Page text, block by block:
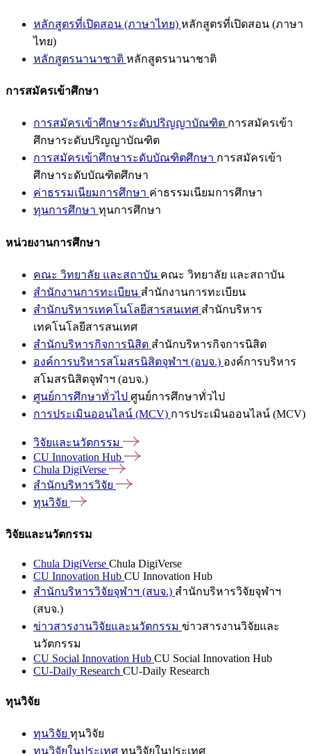
หลักสูตรที่เปิดสอน (ภาษาไทย) หลักสูตรที่เปิดสอน (ภาษา
ไทย)
หลักสูตรนานาชาติ หลักสูตรนานาชาติ
การสมัครเข้าศึกษา
การสมัครเข้าศึกษาระดับปริญญาบัณฑิต การสมัครเข้า
ศึกษาระดับปริญญาบัณฑิต
การสมัครเข้าศึกษาระดับบัณฑิตศึกษา การสมัครเข้า
ศึกษาระดับบัณฑิตศึกษา
ค่าธรรมเนียมการศึกษา ค่าธรรมเนียมการศึกษา
ทุนการศึกษา ทุนการศึกษา
หน่วยงานการศึกษา
คณะ วิทยาลัย และสถาบัน คณะ วิทยาลัย และสถาบัน
สำนักงานการทะเบียน สำนักงานการทะเบียน
สำนักบริหารเทคโนโลยีสารสนเทศ สำนักบริหาร
เทคโนโลยีสารสนเทศ
สำนักบริหารกิจการนิสิต สำนักบริหารกิจการนิสิต
องค์การบริหารสโมสรนิสิตจุฬาฯ (อบจ.) องค์การบริหาร
สโมสรนิสิตจุฬาฯ (อบจ.)
ศูนย์การศึกษาทั่วไป ศูนย์การศึกษาทั่วไป
การประเมินออนไลน์ (MCV) การประเมินออนไลน์ (MCV)
วิจัยและนวัตกรรม
CU Innovation Hub
Chula DigiVerse
สำนักบริหารวิจัย
ทุนวิจัย
วิจัยและนวัตกรรม
Chula DigiVerse Chula DigiVerse
CU Innovation Hub CU Innovation Hub
สำนักบริหารวิจัยจุฬาฯ (สบจ.) สำนักบริหารวิจัยจุฬาฯ
(สบจ.)
ข่าวสารงานวิจัยและนวัตกรรม ข่าวสารงานวิจัยและ
นวัตกรรม
CU Social Innovation Hub CU Social Innovation Hub
CU-Daily Research CU-Daily Research
ทุนวิจัย
ทุนวิจัย ทุนวิจัย
ทุนวิจัยในประเทศ ทุนวิจัยในประเทศ